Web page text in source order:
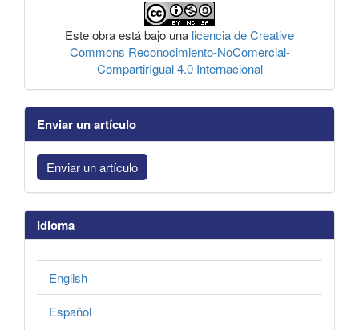
Este obra está bajo una licencia de Creative
Commons Reconocimiento-NoComercial-
CompartirIgual 4.0 Internacional
Enviar un artículo
Enviar un artículo
Idioma
English
Español